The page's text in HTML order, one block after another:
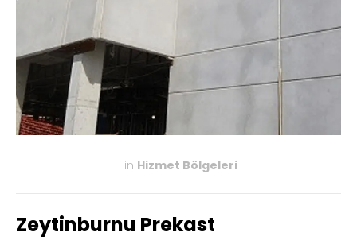
in Hizmet Bölgeleri
Zeytinburnu Prekast